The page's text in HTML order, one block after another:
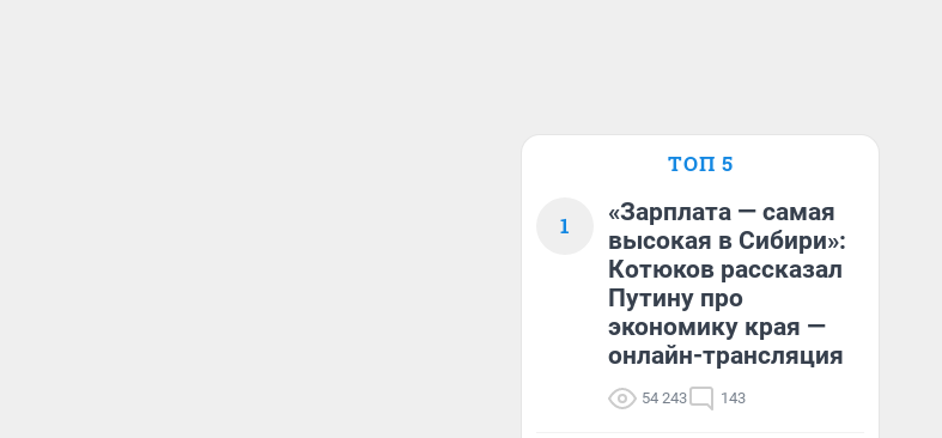
ТОП 5
1
«Зарплата — самая
высокая в Сибири»:
Котюков рассказал
Путину про
экономику края —
онлайн-трансляция
54 243 143